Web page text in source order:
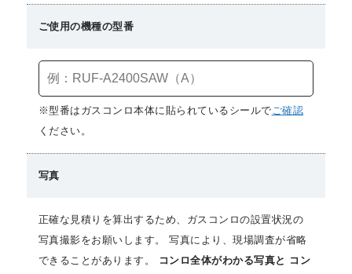
ご使用の機種の型番
※型番はガスコンロ本体に貼られているシールでご確認
ください。
写真
正確な見積りを算出するため、ガスコンロの設置状況の
写真撮影をお願いします。 写真により、現場調査が省略
できることがあります。
コンロ全体がわかる写真と コン